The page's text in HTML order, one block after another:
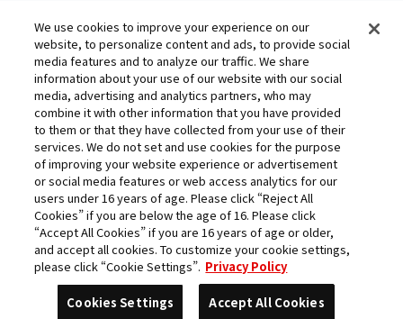
このwebサイトに記載されているすべての画像・テキスト・データの無
断転用、転載をお断りします。
開発中につき、本サイトで使用している画像と実際の商品とは異なる場
合があります。
※AppleとAppleのロゴは、米国およびその他の国で登録されたApple
Inc.の商標です。
※Google Play および Google Play ロゴは、Google LLC の商標です。
キャリア採用
We use cookies to improve your experience on our
website, to personalize content and ads, to provide social
media features and to analyze our traffic. We share
information about your use of our website with our social
media, advertising and analytics partners, who may
combine it with other information that you have provided
to them or that they have collected from your use of their
services. We do not set and use cookies for the purpose
of improving your website experience or advertisement
or social media features or web access analytics for our
users under 16 years of age. Please click “Reject All
Cookies” if you are below the age of 16. Please click
“Accept All Cookies” if you are 16 years of age or older,
and accept all cookies. To customize your cookie settings,
please click “Cookie Settings”. Privacy Policy
Cookies Settings Accept All Cookies
チャットで
質問する